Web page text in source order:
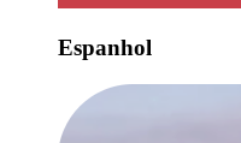
Espanhol